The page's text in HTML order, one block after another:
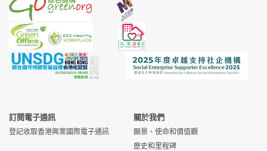
訂閱電子通訊
登記收取香港興業國際電子通訊
關於我們
願景、使命和價值觀
歷史和里程碑